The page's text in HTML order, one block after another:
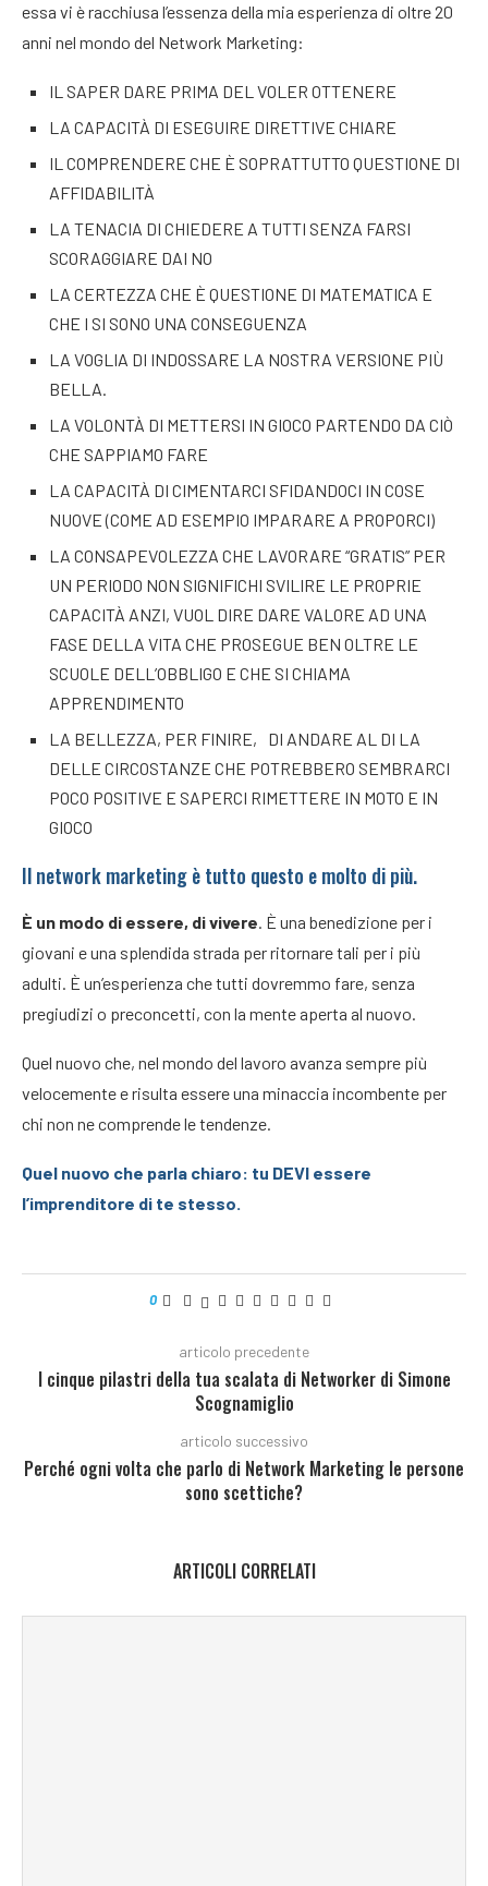
essa vi è racchiusa l’essenza della mia esperienza di oltre 20
anni nel mondo del Network Marketing:
IL SAPER DARE PRIMA DEL VOLER OTTENERE
LA CAPACITÀ DI ESEGUIRE DIRETTIVE CHIARE
IL COMPRENDERE CHE È SOPRATTUTTO QUESTIONE DI
AFFIDABILITÀ
LA TENACIA DI CHIEDERE A TUTTI SENZA FARSI
SCORAGGIARE DAI NO
LA CERTEZZA CHE È QUESTIONE DI MATEMATICA E
CHE I SI SONO UNA CONSEGUENZA
LA VOGLIA DI INDOSSARE LA NOSTRA VERSIONE PIÙ
BELLA.
LA VOLONTÀ DI METTERSI IN GIOCO PARTENDO DA CIÒ
CHE SAPPIAMO FARE
LA CAPACITÀ DI CIMENTARCI SFIDANDOCI IN COSE
NUOVE (COME AD ESEMPIO IMPARARE A PROPORCI)
LA CONSAPEVOLEZZA CHE LAVORARE “GRATIS” PER
UN PERIODO NON SIGNIFICHI SVILIRE LE PROPRIE
CAPACITÀ ANZI, VUOL DIRE DARE VALORE AD UNA
FASE DELLA VITA CHE PROSEGUE BEN OLTRE LE
SCUOLE DELL’OBBLIGO E CHE SI CHIAMA
APPRENDIMENTO
LA BELLEZZA, PER FINIRE, DI ANDARE AL DI LA
DELLE CIRCOSTANZE CHE POTREBBERO SEMBRARCI
POCO POSITIVE E SAPERCI RIMETTERE IN MOTO E IN
GIOCO
Il network marketing è tutto questo e molto di più.
È un modo di essere, di vivere. È una benedizione per i
giovani e una splendida strada per ritornare tali per i più
adulti. È un’esperienza che tutti dovremmo fare, senza
pregiudizi o preconcetti, con la mente aperta al nuovo.
Quel nuovo che, nel mondo del lavoro avanza sempre più
velocemente e risulta essere una minaccia incombente per
chi non ne comprende le tendenze.
Quel nuovo che parla chiaro: tu DEVI essere
l’imprenditore di te stesso.
0
articolo precedente
I cinque pilastri della tua scalata di Networker di Simone
Scognamiglio
articolo successivo
Perché ogni volta che parlo di Network Marketing le persone
sono scettiche?
ARTICOLI CORRELATI